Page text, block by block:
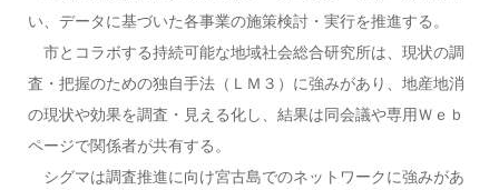
い、データに基づいた各事業の施策検討・実行を推進する。
市とコラボする持続可能な地域社会総合研究所は、現状の調
査・把握のための独自手法（ＬＭ３）に強みがあり、地産地消
の現状や効果を調査・見える化し、結果は同会議や専用Ｗｅｂ
ページで関係者が共有する。
シグマは調査推進に向け宮古島でのネットワークに強みがあ